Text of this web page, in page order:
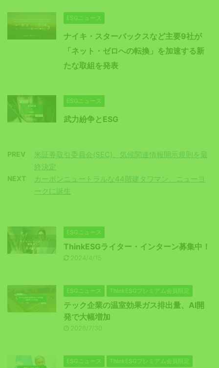
ESGニュース
ナイキ・スターバックスなど主要9社が
「ネット・ゼロへの転換」を加速する新
たな取組を発表
ESGニュース
武力紛争とESG
PREV
米証券取引委員会(SEC)、気候関連情報開示規則を最
終決定
NEXT
カーボンニュートラルな44階建タワマン、ニューヨ
ークに誕生
ESGニュース
ThinkESGライター・インターン募集中！
2024/4/15
ESGニュース ThinkESGプレミアム会員限定
テック企業の温室効果ガス排出量、AI開
発で大幅増加
2026/7/30
ESGニュース ThinkESGプレミアム会員限定